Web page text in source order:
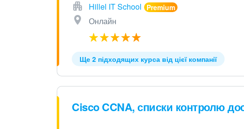
Hillel IT School
Онлайн
Ще 2 підходящих курса від цієї компанії
Cisco CCNA, списки контролю